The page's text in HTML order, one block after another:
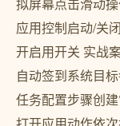
应用控制启动/关
开启用开关 实战
自动签到系统目
任务配置步骤创